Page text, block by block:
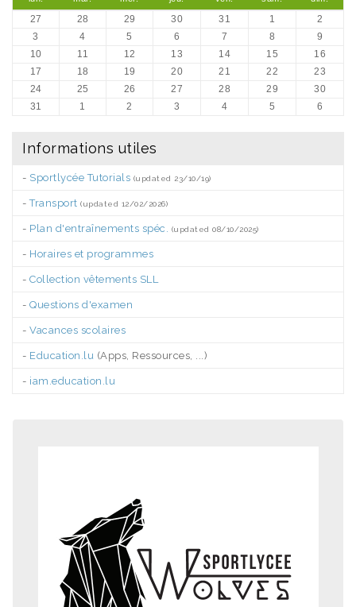
27 28 29 30 31 1
2
3
4 5 6 7 8
9
10
11 12 13 14 15
16
17
18 19 20 21 22
23
24
25 26 27 28 29
30
31
1 2 3 4 5 6
Informations utiles
- Sportlycée Tutorials (updated 23/10/19)
-Transport (updated 12/02/2026)
- Plan d'entraînements spéc. (updated 08/10/2025)
- Horaires et programmes
- Collection vêtements SLL
- Questions d'examen
- Vacances scolaires
- Education.lu (Apps, Ressources, ...)
- iam.education.lu